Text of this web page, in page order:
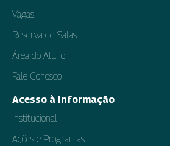
Vagas
Reserva de Salas
Área do Aluno
Fale Conosco
Acesso à Informação
Institucional
Ações e Programas